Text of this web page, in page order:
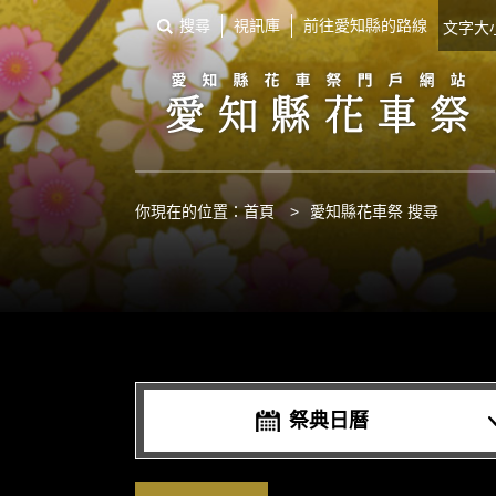
搜尋 視訊庫 前往愛知縣的路線 文字
你現在的位置：首頁 > 愛知縣花車祭 搜尋
祭典日曆